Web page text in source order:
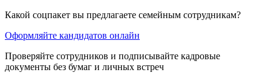
Какой соцпакет вы предлагаете семейным сотрудникам?
Оформляйте кандидатов онлайн
Проверяйте сотрудников и подписывайте кадровые
документы без бумаг и личных встреч